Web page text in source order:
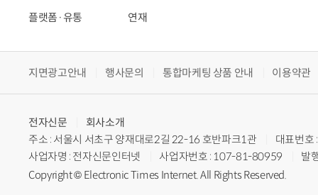
플랫폼·유통
연재
지면광고안내 행사문의 통합마케팅 상품 안내 이용약관
전자신문
회사소개
주소 : 서울시 서초구 양재대로2길 22-16 호반파크1관
대표번
사업자명 : 전자신문인터넷
사업자번호 : 107-81-80959
발
Copyright © Electronic Times Internet. All Rights Reserved.